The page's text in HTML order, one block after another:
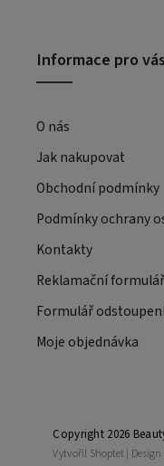
Informace pro vás
O nás
Jak nakupovat
Obchodní podmínky
Podmínky ochrany
Kontakty
Reklamační formulář
Formulář
Moje objednávka
Copyright 2026
Vytvořil Shoptet | Design